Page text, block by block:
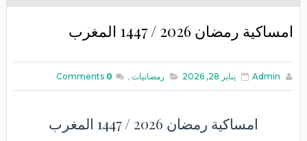
امساكية رمضان 2026 / 1447 المغرب
Admin يناير 28, 2026 رمضانيات ,
0
Comments
امساكية رمضان 2026 / 1447 المغرب